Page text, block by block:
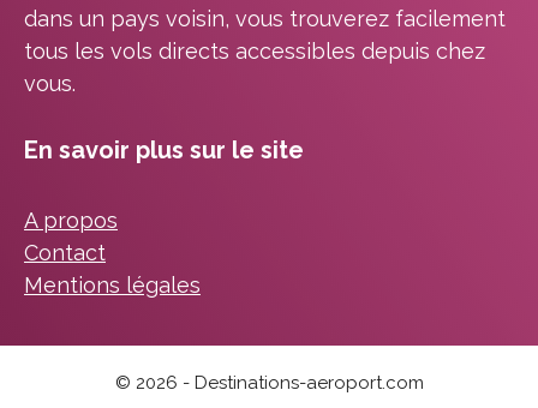
dans un pays voisin, vous trouverez facilement
tous les vols directs accessibles depuis chez
vous.
En savoir plus sur le site
A propos
Contact
Mentions légales
© 2026 - Destinations-aeroport.com